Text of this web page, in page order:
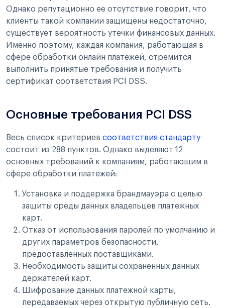
Однако репутационно ее отсутствие говорит, что
клиенты такой компании защищены недостаточно,
существует вероятность утечки финансовых данных.
Именно поэтому, каждая компания, работающая в
сфере обработки онлайн платежей, стремится
выполнить принятые требования и получить
сертификат соответствия PCI DSS.
Основные требования PCI DSS
Весь список критериев соответствия стандарту
состоит из 288 пунктов. Однако выделяют 12
основных требований к компаниям, работающим в
сфере обработки платежей:
Установка и поддержка брандмауэра с целью
защиты среды данных владельцев платежных
карт.
Отказ от использования паролей по умолчанию и
других параметров безопасности,
предоставленных поставщиками.
Необходимость защиты сохраненных данных
держателей карт.
Шифрование данных платежной карты,
передаваемых через открытую публичную сеть.